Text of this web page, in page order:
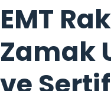
EMT
Zamak